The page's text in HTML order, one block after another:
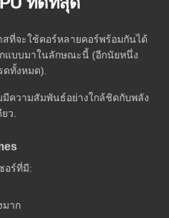
สที่จะใช้คอร์หลายคอร์พร้อมกันได้
กแบบมาในลักษณะนี้ (อีกนัยหนึ่ง
ทั้งหมด).
มีความสัมพันธ์อย่างใกล้ชิดกับพลัง
ว.
อร์ที่มี:
มาก